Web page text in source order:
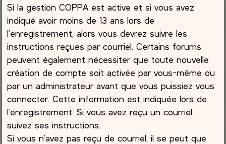
Si la gestion COPPA est active et si vous avez
indiqué avoir moins de 13 ans lors de
l’enregistrement, alors vous devrez suivre les
instructions reçues par courriel. Certains forums
peuvent également nécessiter que toute nouvelle
création de compte soit activée par vous-même ou
par un administrateur avant que vous puissiez vous
connecter. Cette information est indiquée lors de
l’enregistrement. Si vous avez reçu un courriel,
suivez ses instructions.
Si vous n’avez pas reçu de courriel, il se peut que